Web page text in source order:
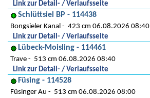
Link zur Detail- / Verlaufsseite
Schlüttsiel BP - 114438
Bongsieler Kanal
423 cm 06.08.2026 08:40
Link zur Detail- / Verlaufsseite
Lübeck-Moisling - 114461
Trave
513 cm 06.08.2026 08:40
Link zur Detail- / Verlaufsseite
Füsing - 114528
Füsinger Au
513 cm 06.08.2026 08:00